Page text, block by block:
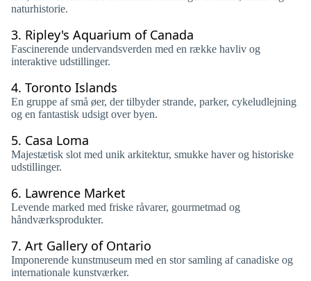
naturhistorie.
3. Ripley's Aquarium of Canada
Fascinerende undervandsverden med en række havliv og
interaktive udstillinger.
4. Toronto Islands
En gruppe af små øer, der tilbyder strande, parker, cykeludlejning
og en fantastisk udsigt over byen.
5. Casa Loma
Majestætisk slot med unik arkitektur, smukke haver og historiske
udstillinger.
6. Lawrence Market
Levende marked med friske råvarer, gourmetmad og
håndværksprodukter.
7. Art Gallery of Ontario
Imponerende kunstmuseum med en stor samling af canadiske og
internationale kunstværker.